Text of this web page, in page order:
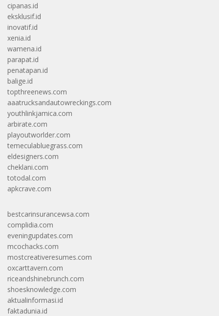
cipanas.id
eksklusif.id
inovatif.id
xenia.id
wamena.id
parapat.id
penatapan.id
balige.id
topthreenews.com
aaatrucksandautowreckings.com
youthlinkjamica.com
arbirate.com
playoutworlder.com
temeculabluegrass.com
eldesigners.com
cheklani.com
totodal.com
apkcrave.com
bestcarinsurancewsa.com
complidia.com
eveningupdates.com
mcochacks.com
mostcreativeresumes.com
oxcarttavern.com
riceandshinebrunch.com
shoesknowledge.com
aktualinformasi.id
faktadunia.id